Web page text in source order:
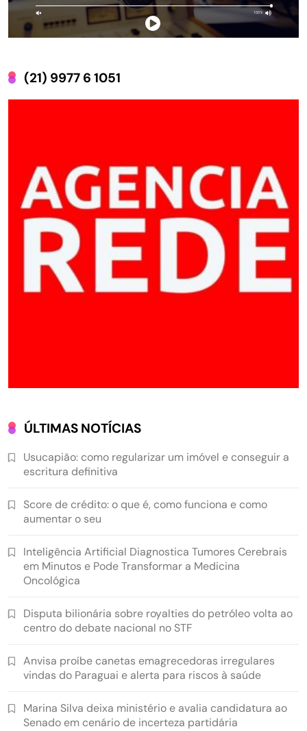
(21) 9977 6 1051
ÚLTIMAS NOTÍCIAS
Usucapião: como regularizar um imóvel e conseguir a
escritura definitiva
Score de crédito: o que é, como funciona e como
aumentar o seu
Inteligência Artificial Diagnostica Tumores Cerebrais
em Minutos e Pode Transformar a Medicina
Oncológica
Disputa bilionária sobre royalties do petróleo volta ao
centro do debate nacional no STF
Anvisa proíbe canetas emagrecedoras irregulares
vindas do Paraguai e alerta para riscos à saúde
Marina Silva deixa ministério e avalia candidatura ao
Senado em cenário de incerteza partidária